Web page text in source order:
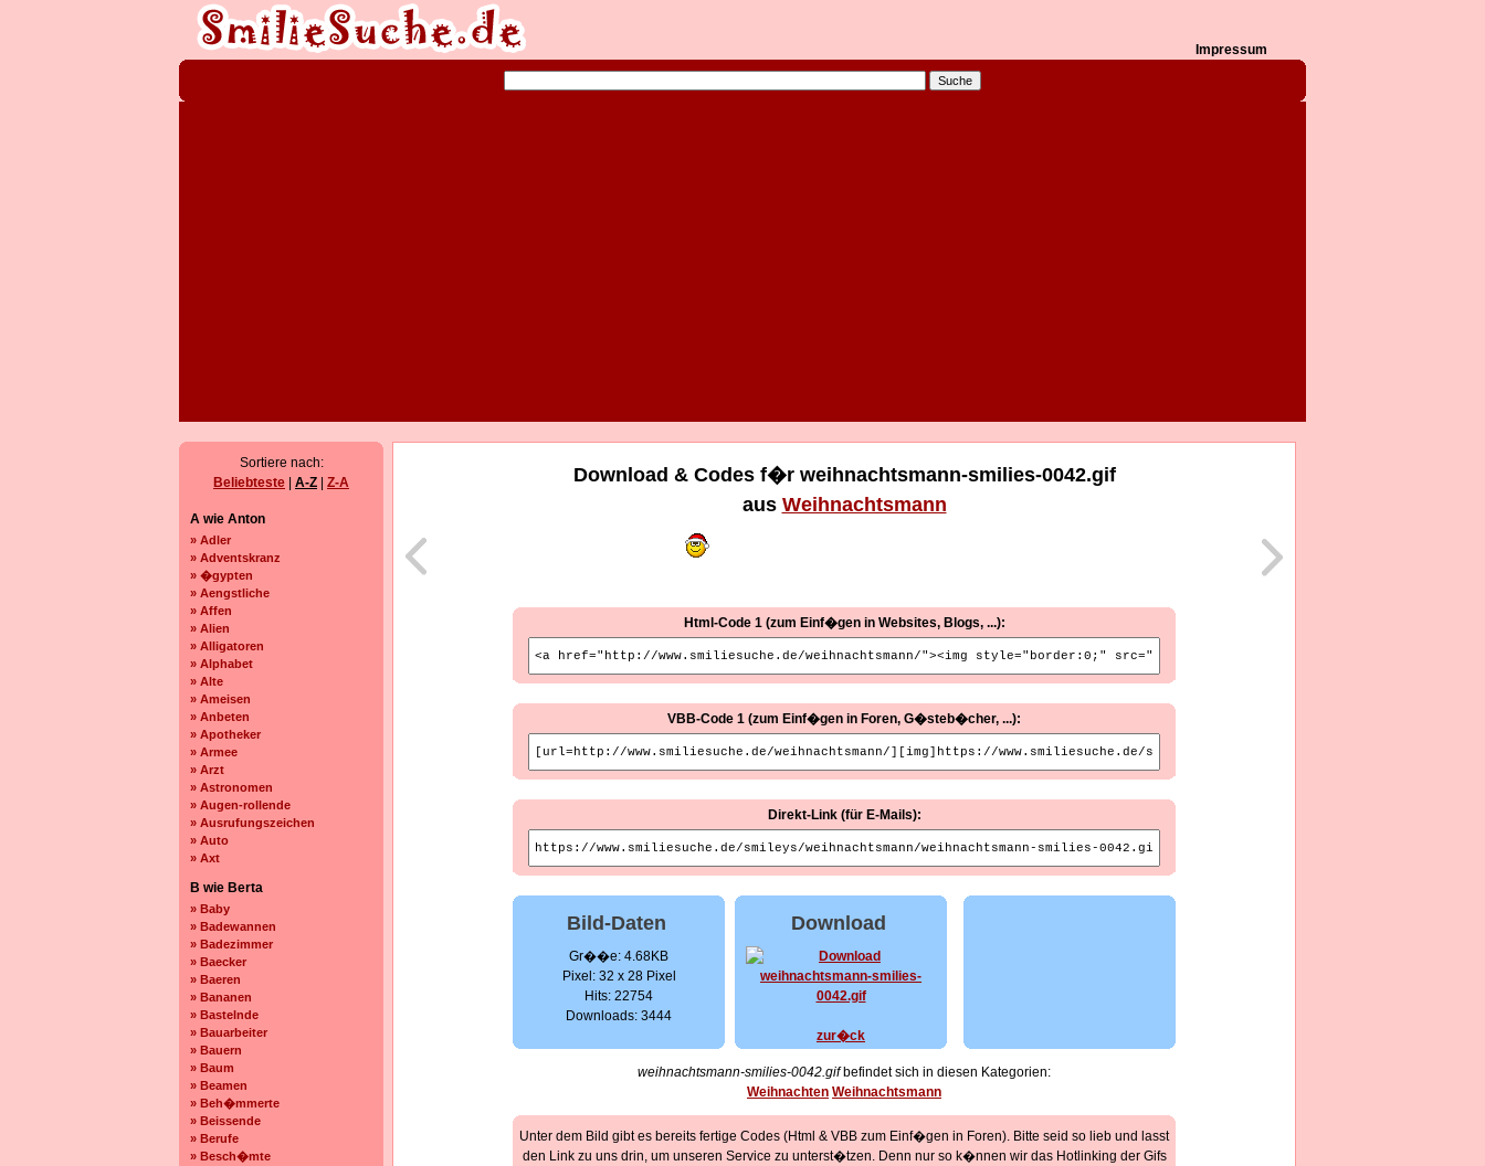
Impressum
Sortiere nach:
Beliebteste
A-Z Z-A
A wie Anton
» Adler
» Adventskranz
» �gypten
» Aengstliche
» Affen
» Alien
» Alligatoren
» Alphabet
» Alte
» Ameisen
» Anbeten
» Apotheker
» Armee
» Arzt
» Astronomen
» Augen-rollende
» Ausrufungszeichen
» Auto
» Axt
B wie Berta
» Baby
» Badewannen
» Badezimmer
» Baecker
» Baeren
» Bananen
» Bastelnde
» Bauarbeiter
» Bauern
» Baum
» Beamen
» Beh�mmerte
» Beissende
» Berufe
» Besch�mte
Download & Codes f�r weihnachtsmann-smilies-0042.gif
aus Weihnachtsmann
Html-Code 1 (zum Einf�gen in Websites, Blogs, ...):
VBB-Code 1 (zum Einf�gen in Foren, G�steb�cher, ...):
Direkt-Link (für E-Mails):
Bild-Daten
Gr��e: 4.68KB
Pixel: 32 x 28 Pixel
Hits: 22754
Downloads: 3444
Download
zur�ck
weihnachtsmann-smilies-0042.gifbefindet sich in diesen Kategorien:
Weihnachten Weihnachtsmann
Unter dem Bild gibt es bereits fertige Codes (Html & VBB zum Einf�gen in Foren). Bitte seid so lieb und lasst
den Link zu uns drin, um unseren Service zu unterst�tzen. Denn nur so k�nnen wir das Hotlinking der Gifs